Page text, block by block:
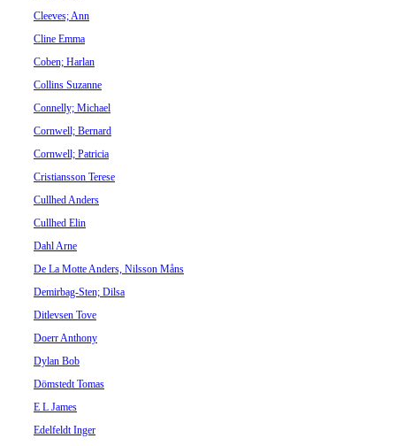
Cleeves; Ann
Cline Emma
Coben; Harlan
Collins Suzanne
Connelly; Michael
Cornwell; Bernard
Cornwell; Patricia
Cristiansson Terese
Cullhed Anders
Cullhed Elin
Dahl Arne
De La Motte Anders, Nilsson Måns
Demirbag-Sten; Dilsa
Ditlevsen Tove
Doerr Anthony
Dylan Bob
Dömstedt Tomas
E L James
Edelfeldt Inger